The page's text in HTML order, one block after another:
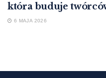
która buduje
6 MAJA 2026